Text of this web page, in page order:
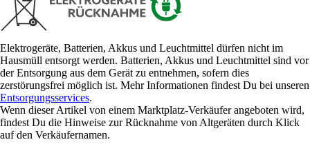
Elektrogeräte, Batterien, Akkus und Leuchtmittel dürfen nicht im
Hausmüll entsorgt werden. Batterien, Akkus und Leuchtmittel sind vor
der Entsorgung aus dem Gerät zu entnehmen, sofern dies
zerstörungsfrei möglich ist. Mehr Informationen findest Du bei unseren
Entsorgungsservices.
Wenn dieser Artikel von einem Marktplatz-Verkäufer angeboten wird,
findest Du die Hinweise zur Rücknahme von Altgeräten durch Klick
auf den Verkäufernamen.